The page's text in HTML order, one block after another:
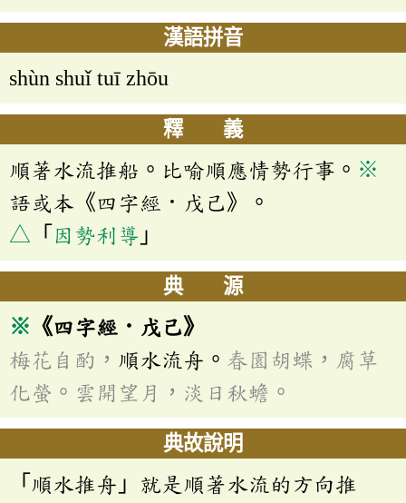
漢語拼音
shùn shuǐ tuī zhōu
釋 義
順著水流推船。比喻順應情勢行事。 ※
語或本《四字經．戊己》。
△ 「 因勢利導 」
典 源
※ 《四字經．戊己》
梅花自酌， 順水流舟。 春園胡蝶，腐草
化螢。雲開望月，淡日秋蟾。
典故說明
「順水推舟」就是順著水流的方向推